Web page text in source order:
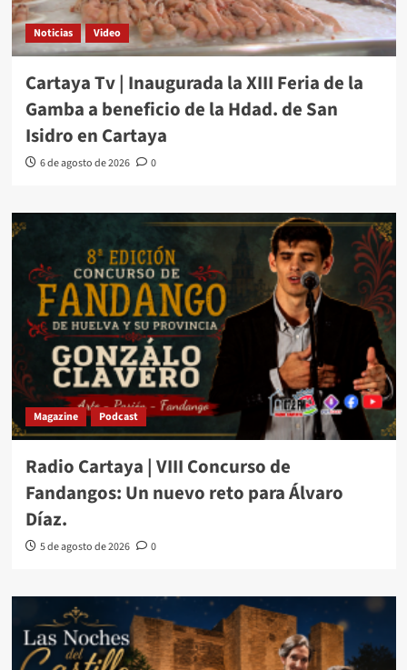
Noticias Video
Cartaya Tv | Inaugurada la XIII Feria de la
Gamba a beneficio de la Hdad. de San
Isidro en Cartaya
6 de agosto de 2026 0
Magazine Podcast
Radio Cartaya | VIII Concurso de
Fandangos: Un nuevo reto para Álvaro
Díaz.
5 de agosto de 2026 0